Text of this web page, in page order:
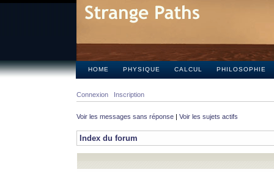
HOME PHYSIQUE CALCUL PHILOSOPHIE
Connexion Inscription
Voir les messages sans réponse | Voir les sujets actifs
Index du forum